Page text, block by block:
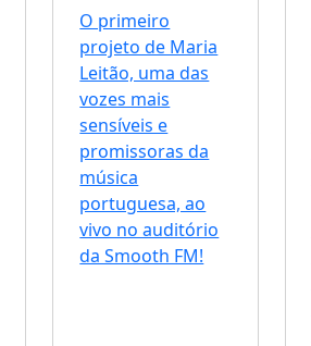
O primeiro
projeto de Maria
Leitão, uma das
vozes mais
sensíveis e
promissoras da
música
portuguesa, ao
vivo no auditório
da Smooth FM!